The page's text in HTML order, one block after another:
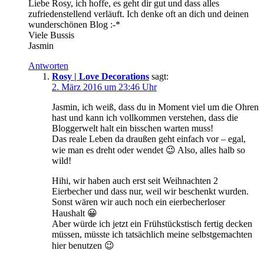
Liebe Rosy, ich hoffe, es geht dir gut und dass alles
zufriedenstellend verläuft. Ich denke oft an dich und deinen
wunderschönen Blog :-*
Viele Bussis
Jasmin
Antworten
Rosy | Love Decorations sagt:
2. März 2016 um 23:46 Uhr
Jasmin, ich weiß, dass du in Moment viel um die Ohren
hast und kann ich vollkommen verstehen, dass die
Bloggerwelt halt ein bisschen warten muss!
Das reale Leben da draußen geht einfach vor – egal,
wie man es dreht oder wendet 😉 Also, alles halb so
wild!
Hihi, wir haben auch erst seit Weihnachten 2
Eierbecher und dass nur, weil wir beschenkt wurden.
Sonst wären wir auch noch ein eierbecherloser
Haushalt 😀
Aber würde ich jetzt ein Frühstückstisch fertig decken
müssen, müsste ich tatsächlich meine selbstgemachten
hier benutzen 😉